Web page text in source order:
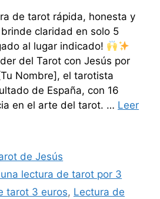
de tarot rápida, honesta y
claridad en solo 5
al lugar indicado!
del Tarot con Jesús por
Nombre], el tarotista
de España, con 16
en el arte del tarot. … Leer
de Jesús
lectura de tarot por 3
tarot 3 euros, Lectura de